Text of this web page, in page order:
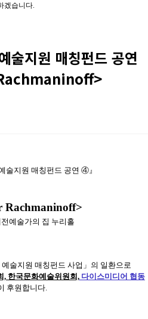
겠습니다.
술지원 매칭펀드 공연
술지원 매칭펀드 공연 ④』
Rachmaninoff>
예술가의 집 누리홀
예술지원 매칭펀드 사업」의 일환으로
한국문화예술위원회,다이스미디어 협동
후원합니다.